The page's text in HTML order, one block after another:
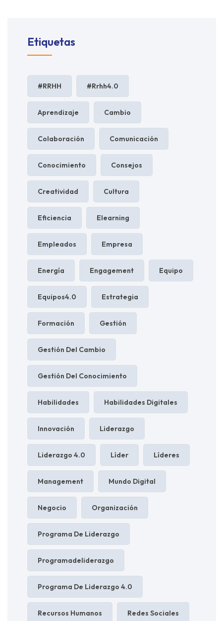
Etiquetas
#RRHH #rrhh4.0
Aprendizaje Cambio
Colaboración Comunicación
Conocimiento Consejos
Creatividad Cultura
Eficiencia Elearning
Empleados Empresa
Energía Engagement Equipo
Equipos4.0 Estrategia
Formación Gestión
Gestión Del Cambio
Gestión Del Conocimiento
Habilidades Habilidades Digitales
Innovación Liderazgo
Liderazgo 4.0 Líder Líderes
Management Mundo Digital
Negocio Organización
Programa De Liderazgo
Programadeliderazgo
Programa De Liderazgo 4.0
Recursos Humanos Redes Sociales